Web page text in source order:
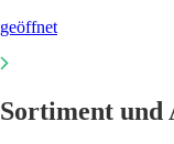
geöffnet
Sortiment und